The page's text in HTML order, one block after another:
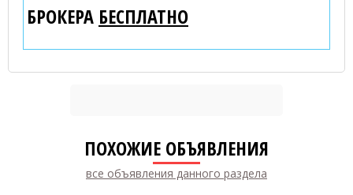
БРОКЕРА БЕСПЛАТНО
ПОХОЖИЕ ОБЪЯВЛЕНИЯ
все объявления данного раздела